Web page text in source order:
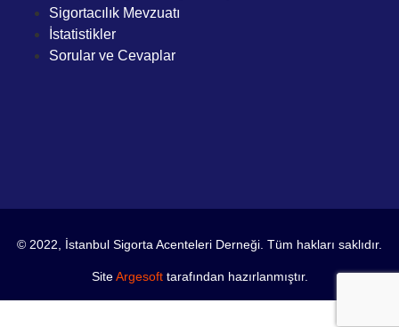
Sigortacılık Mevzuatı
İstatistikler
Sorular ve Cevaplar
© 2022, İstanbul Sigorta Acenteleri Derneği. Tüm hakları saklıdır.
SiteArgesofttarafından hazırlanmıştır.